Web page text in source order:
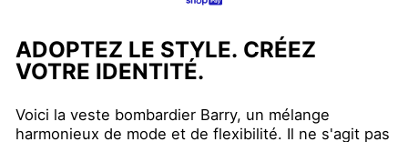
ADOPTEZ LE STYLE. CRÉEZ
VOTRE IDENTITÉ.
Voici la veste bombardier Barry, un mélange
harmonieux de mode et de flexibilité. Il ne s'agit pas